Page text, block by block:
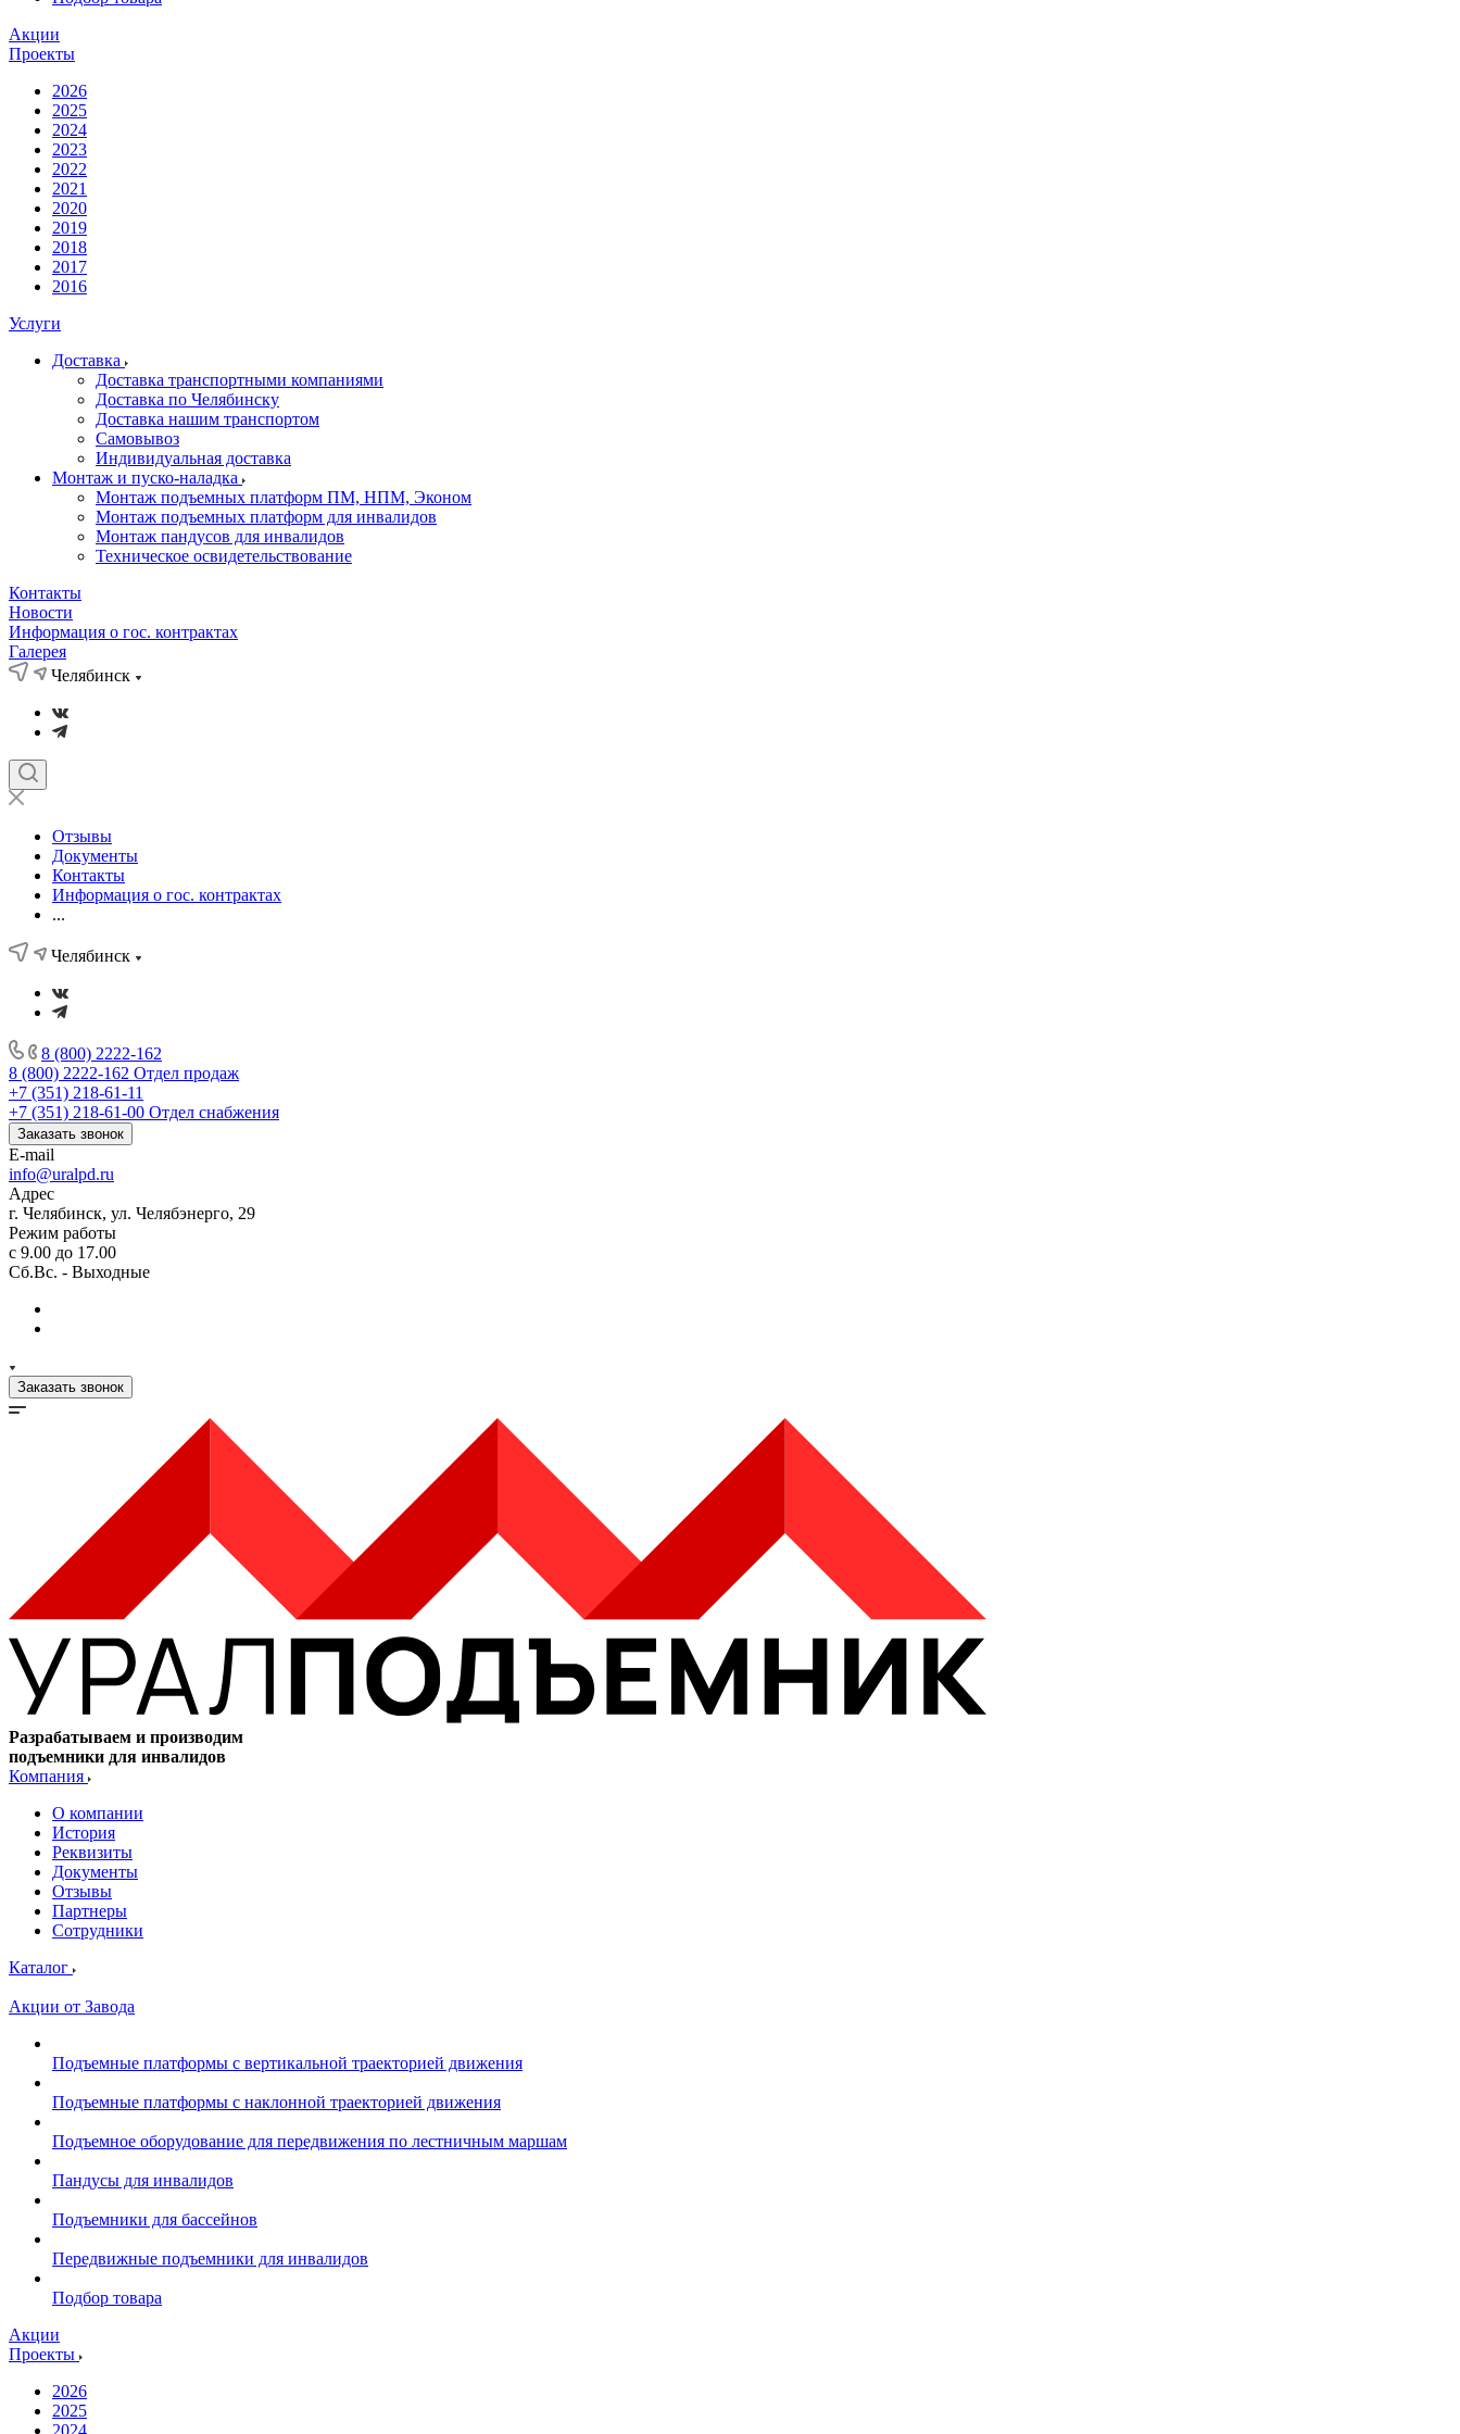
Акции
Проекты
2026
2025
2024
2023
2022
2021
2020
2019
2018
2017
2016
Услуги
Доставка
Доставка транспортными компаниями
Доставка по Челябинску
Доставка нашим транспортом
Самовывоз
Индивидуальная доставка
Монтаж и пуско-наладка
Монтаж подъемных платформ ПМ, НПМ, Эконом
Монтаж подъемных платформ для инвалидов
Монтаж пандусов для инвалидов
Техническое освидетельствование
Контакты
Новости
Информация о гос. контрактах
Галерея
Челябинск
Отзывы
Документы
Контакты
Информация о гос. контрактах
...
Челябинск
8 (800) 2222-162
8 (800) 2222-162 Отдел продаж
+7 (351) 218-61-11
+7 (351) 218-61-00 Отдел снабжения
Заказать звонок
E-mail
info@uralpd.ru
Адрес
г. Челябинск, ул. Челябэнерго, 29
Режим работы
с 9.00 до 17.00
Сб.Вс. - Выходные
Заказать звонок
Разрабатываем и производим
подъемники для инвалидов
Компания
О компании
История
Реквизиты
Документы
Отзывы
Партнеры
Сотрудники
Каталог
Акции от Завода
Подъемные платформы с вертикальной траекторией движения
Подъемные платформы с наклонной траекторией движения
Подъемное оборудование для передвижения по лестничным маршам
Пандусы для инвалидов
Подъемники для бассейнов
Передвижные подъемники для инвалидов
Подбор товара
Акции
Проекты
2026
2025
2024